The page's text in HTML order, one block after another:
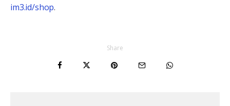
im3.id/shop.
Share